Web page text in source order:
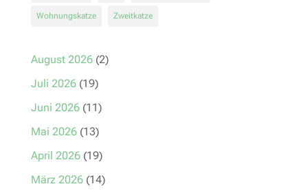
Wohnungskatze Zweitkatze
August 2026(2)
Juli 2026(19)
Juni 2026(11)
Mai 2026(13)
April 2026(19)
März 2026(14)